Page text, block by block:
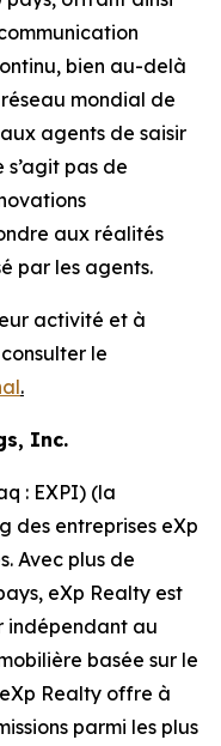
bien au-delà
mondial de
agents de saisir
pas de
aux réalités
par les agents.
activité et à
le
.
Inc.
: EXPI) (la
des entreprises eXp
Avec plus de
eXp Realty est
indépendant au
basée sur le
Realty offre à
parmi les plus